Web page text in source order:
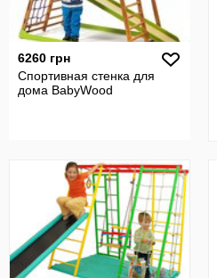
6260 грн
Спортивная стенка для
дома BabyWood